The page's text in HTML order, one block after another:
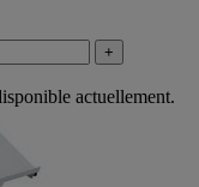
+
actuellement.